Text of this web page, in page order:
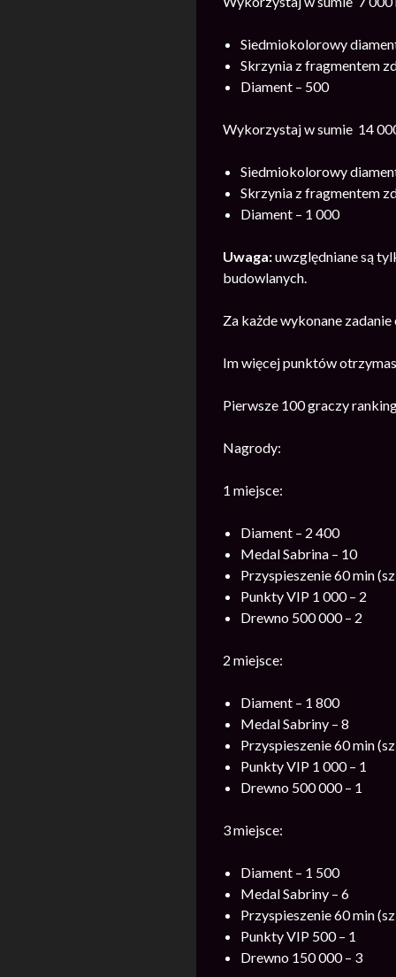
Siedmiokolorowy
Skrzynia z fragmentem
Diament – 500
Wykorzystaj w sumie 14
Siedmiokolorowy
Skrzynia z fragmentem
Diament – 1 000
Uwaga:uwzględniane są
budowlanych.
Za każde wykonane
Im więcej punktów
Pierwsze 100 graczy
Nagrody:
1 miejsce:
Diament – 2 400
Medal Sabrina – 10
Przyspieszenie 60 min
Punkty VIP 1 000 – 2
Drewno 500 000 – 2
2 miejsce:
Diament – 1 800
Medal Sabriny – 8
Przyspieszenie 60 min
Punkty VIP 1 000 – 1
Drewno 500 000 – 1
3 miejsce:
Diament – 1 500
Medal Sabriny – 6
Przyspieszenie 60 min
Punkty VIP 500 – 1
Drewno 150 000 – 3